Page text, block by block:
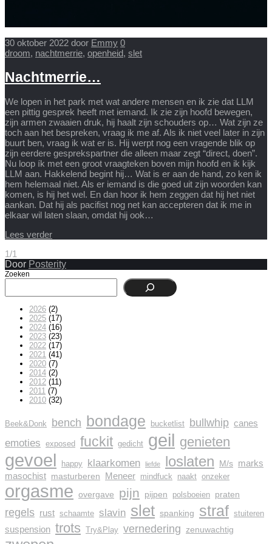
30 oktober 2022 door Emmy 0
droom, nachtmerrie, openheid, slet
Nachtmerrie…
We lopen in het park met wat andere mensen en ik zie dat LLM
een pittig gesprek heeft met iemand. Ik zie zijn hoofd bewegen,
zijn armen zwaaien druk, hij haalt zijn schouders op… Wat zijn ze
toch aan het bespreken, vraag ik me af. Als ik niet veel later in zijn
buurt ben, vraag ik wat er is. Hij werpt nog een vragende blik op
zijn eerdere gesprekspartner die alleen maar zegt “direct, doen”.
Nu loop ík met een groot vraagteken boven mijn hoofd en ik kijk
LLM aan. Hakkelend begint hij… Wat is er aan de hand, zo ken ik
hem helemaal niet. Als er iemand is die goed uit zijn woorden kan
komen, is hij het wel. En dan hoor ik hem zeggen dat hij het niet
aankan. Dat hij als pacifist nog net kan accepteren dat ik me in
elkaar wil laten slaan, omdat hij ook…
Lees verder
1/1
Door Posterity
Zoeken
2026 (2)
2025 (17)
2024 (16)
2023 (23)
2022 (17)
2021 (41)
2020 (7)
2014 (2)
2012 (11)
2011 (7)
2010 (32)
Beek&Donk bench bondage bucketlist bullwhip canes
emoties exposed fuckit gedicht geil genieten
gevoel happy klaarkomen liefde loslaten M/s marks
masochist masturberen Meneer mindfuck naakt onzeker
orgasme overgave pijn pijpen polsboeien praten
regels rust schaamte slavin slet spanking straf stuiteren
suspension trots Try&Play vernedering zenuwachtig